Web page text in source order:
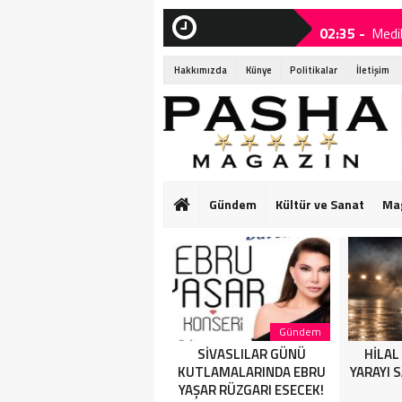
02:35 -
21:40 -
19:25 -
19:10 -
19:05 -
19:00 -
19:00 - Eda
18:25 -
Hakkımızda Künye Politikalar İletişim
Gündem Kültür ve Sanat
Gündem
SİVASLILAR GÜNÜ
KUTLAMALARINDA EBRU
YAŞAR RÜZGARI ESECEK!
YARAYI